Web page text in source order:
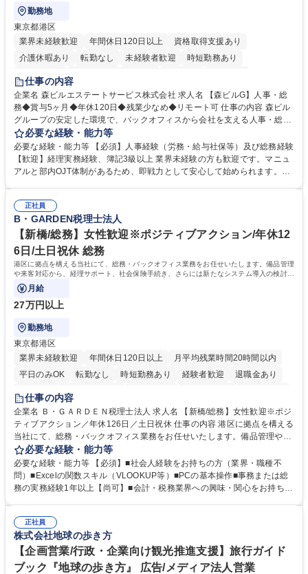
勤務地
東京都港区
業界未経験歓迎
年間休日120日以上
資格取得支援あり
介護休暇あり
転勤なし 未経験者歓迎
時短勤務あり
経験者歓迎
完全週休2日制
交通費支給 長期歓迎 駅近5分以内 土日祝休み
仕事の内容
企業名 森ビルエステートサービス株式会社 求人名 【森ビルG】人事・総
務◆賞与5ヶ月◆年休120日◆残業少なめ◆リモート可 仕事の内容 森ビル
グループの安定した環境で、バックオフィスから会社を支える人事・総務
をお任せします。 労務と総務の業務をバランスよく担当し、ゆくゆくは制
度改定などのコア業務にも挑戦できる、やりがいある環境です。 ■勤怠管
理、給与計算、社会保険手続き、年末調整等の労務管理全般 ■入退社手続
き、社内規定の改定や人事制度改定などのコア業務 ■社内イベントの企画
でも質問・相談できる環境が整っているため、安心して成長できます。 募
集職種 【森ビルG】人事・総務◆賞与5ヶ月◆年休120日◆残業少なめ◆
リモート可
必要な経験・能力等
必要な経験・能力等 【必須】人事経験（労務・給与社保等）及び総務経験
【歓迎】経理実務経験、簿記3級以上 業界未経験の方も歓迎です。マニュ
アルと部内OJT体制があるため、即戦力として安心して始められます。
務に挑戦できるため、自身の成長と組織への貢献度をダイレクトに実感で
きます。 残業少なめ、週1日リモート可など、ワークライフバランスを保
ち長期活躍できる環境です。 「これまでの幅広い経験を活かし、長期的な
キャリアを築きたい」という前向きな意欲と挑戦を全力で応援します。 学
歴・資格 学歴：大学院 大学 高専 短大 専修学校 高校 語学力： 資格：日商
簿記検定1級 日商簿記検定2級 日商簿記検定3級
正社員
B・GARDEN税理士法人
【新橋/総務】女性歓迎※ポジティブアクション/年休12
6日/土日祝休 総務
港区に拠点を構える当社にて、総務・バックオフィス業務をお任せいたします。備品管理
や来客対応から、経理サポート、社会保険手続き、さらには新たなシステム導入の検討ま
で、幅広く組織を支える役割です。
月給
27万円以上
勤務地
東京都港区
業界未経験歓迎
年間休日120日以上
月平均残業時間20時間以内
平日のみOK
転勤なし 時短勤務あり 経験者歓迎
退職金あり
賞与あり
完全週休2日制
服装自由
仕事の内容
企業名 Ｂ・ＧＡＲＤＥＮ税理士法人 求人名 【新橋/総務】女性歓迎※ポジ
ティブアクション／年休126日／土日祝休 仕事の内容 港区に拠点を構える
当社にて、総務・バックオフィス業務をお任せいたします。備品管理や来
客対応から、経理サポート、社会保険手続き、さらには新たなシステム導
入の検討まで、幅広く組織を支える役割です。 ■備品発注・在庫管理、郵
送物対応、電話・来客対応 ■金融機関への外出業務（入出金管理補助）、
福利厚生・社内イベントの運営管理 ■社内ルールの整備、職場環境の改善
社内新システムの導入検討・比較検証 募集職種 【新橋/総務】女性歓迎※
ポジティブアクション／年休126日／土日祝休
必要な経験・能力等
必要な経験・能力等 【必須】■社会人経験をお持ちの方（業界・職種不
問）■Excelの関数スキル（VLOOKUP等）■PCの基本操作■事務または総
務の実務経験1年以上【尚可】■会計・税務業界への興味・関心をお持ちの
ィブアクション 学歴・資格 学歴：大学院 大学 高専 短大 専修学校 高校 語
学力： 資格：
正社員
株式会社地球の歩き方
【企画営業/行政・企業向け観光推進支援】旅行ガイド
ブック『地球の歩き方』 広告/メディア法人営業